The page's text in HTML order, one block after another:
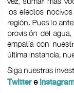
los efectos
región. Pues lo
provisión del
empatía con
última instancia,
Siga nuestras
Twittere